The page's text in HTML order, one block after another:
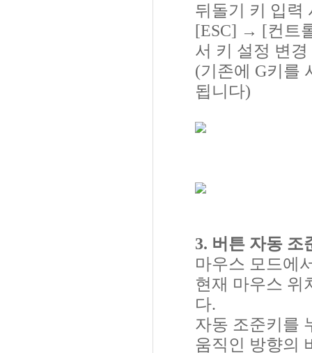
뒤돌기 키 입력
[ESC] → [컨트
서 키 설정 변경
(기존에 G키를
됩니다)
3. 버튼 자동 조
마우스 모드에
현재 마우스 위
다.
자동 조준키를
움직인 방향의